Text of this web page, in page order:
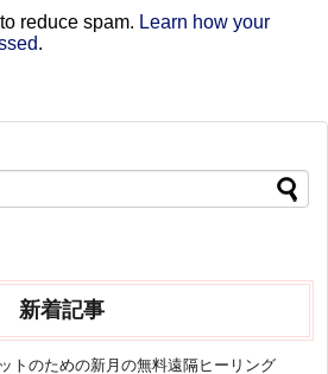
reduce spam. Learn how your
.
新着記事
トのための新月の無料遠隔ヒーリング